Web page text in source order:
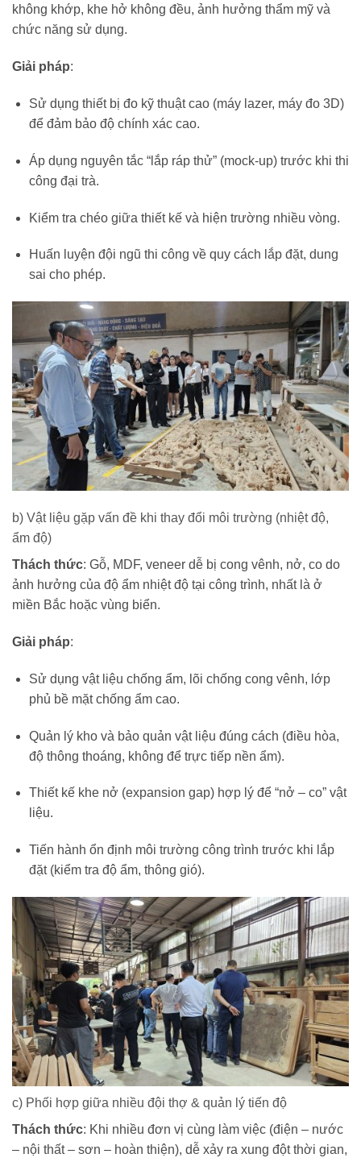
không khớp, khe hở không đều, ảnh hưởng thẩm mỹ và
chức năng sử dụng.
Giải pháp:
Sử dụng thiết bị đo kỹ thuật cao (máy lazer, máy đo 3D)
để đảm bảo độ chính xác cao.
Áp dụng nguyên tắc “lắp ráp thử” (mock-up) trước khi thi
công đại trà.
Kiểm tra chéo giữa thiết kế và hiện trường nhiều vòng.
Huấn luyện đội ngũ thi công về quy cách lắp đặt, dung
sai cho phép.
b) Vật liệu gặp vấn đề khi thay đổi môi trường (nhiệt độ,
ẩm độ)
Thách thức: Gỗ, MDF, veneer dễ bị cong vênh, nở, co do
ảnh hưởng của độ ẩm nhiệt độ tại công trình, nhất là ở
miền Bắc hoặc vùng biển.
Giải pháp:
Sử dụng vật liệu chống ẩm, lõi chống cong vênh, lớp
phủ bề mặt chống ẩm cao.
Quản lý kho và bảo quản vật liệu đúng cách (điều hòa,
độ thông thoáng, không để trực tiếp nền ẩm).
Thiết kế khe nở (expansion gap) hợp lý để “nở – co” vật
liệu.
Tiến hành ổn định môi trường công trình trước khi lắp
đặt (kiểm tra độ ẩm, thông gió).
c) Phối hợp giữa nhiều đội thợ & quản lý tiến độ
Thách thức: Khi nhiều đơn vị cùng làm việc (điện – nước
– nội thất – sơn – hoàn thiện), dễ xảy ra xung đột thời gian,